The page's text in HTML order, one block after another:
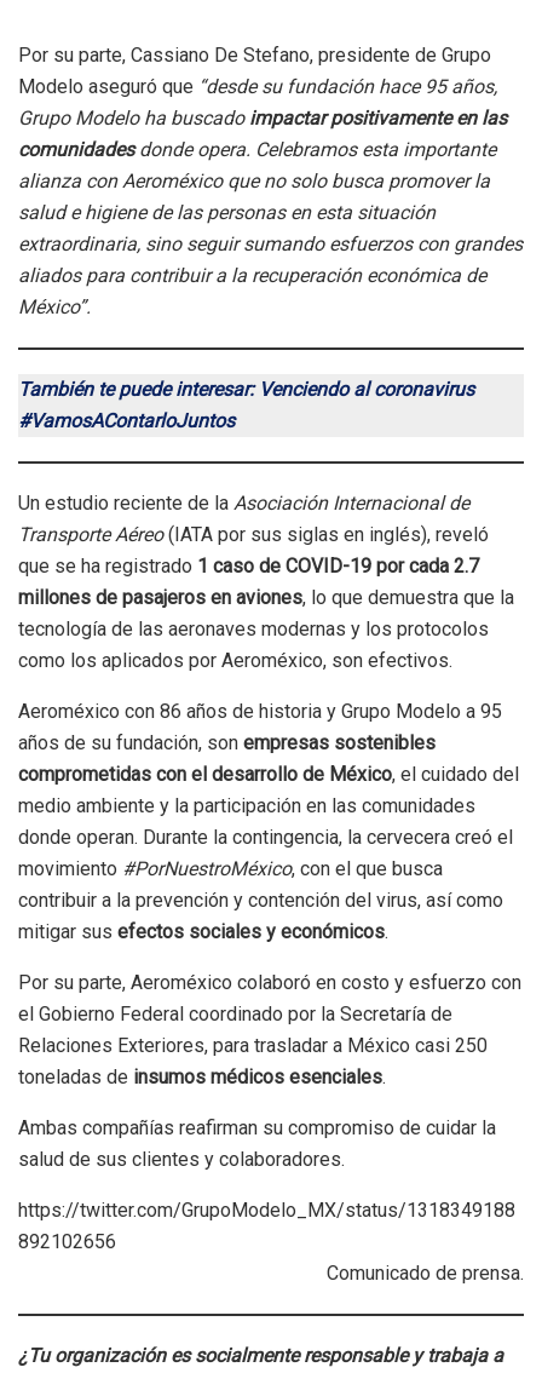
Por su parte, Cassiano De Stefano, presidente de Grupo
Modelo aseguró que “desde su fundación hace 95 años,
Grupo Modelo ha buscado impactar positivamente en las
comunidadesdonde opera. Celebramos esta importante
alianza con Aeroméxico que no solo busca promover la
salud e higiene de las personas en esta situación
extraordinaria, sino seguir sumando esfuerzos con grandes
aliados para contribuir a la recuperación económica de
México”.
También te puede interesar: Venciendo al coronavirus
#VamosAContarloJuntos
Un estudio reciente de la Asociación Internacional de
Transporte Aéreo(IATA por sus siglas en inglés), reveló
que se ha registrado 1 caso de COVID-19 por cada 2.7
millones de pasajeros en aviones, lo que demuestra que la
tecnología de las aeronaves modernas y los protocolos
como los aplicados por Aeroméxico, son efectivos.
Aeroméxico con 86 años de historia y Grupo Modelo a 95
años de su fundación, son empresas sostenibles
comprometidas con el desarrollo de México, el cuidado del
medio ambiente y la participación en las comunidades
donde operan. Durante la contingencia, la cervecera creó el
movimiento #PorNuestroMéxico, con el que busca
contribuir a la prevención y contención del virus, así como
mitigar sus efectos sociales y económicos.
Por su parte, Aeroméxico colaboró en costo y esfuerzo con
el Gobierno Federal coordinado por la Secretaría de
Relaciones Exteriores, para trasladar a México casi 250
toneladas de insumos médicos esenciales.
Ambas compañías reafirman su compromiso de cuidar la
salud de sus clientes y colaboradores.
https://twitter.com/GrupoModelo_MX/status/1318349188
892102656
Comunicado de prensa.
¿Tu organización es socialmente responsable y trabaja a